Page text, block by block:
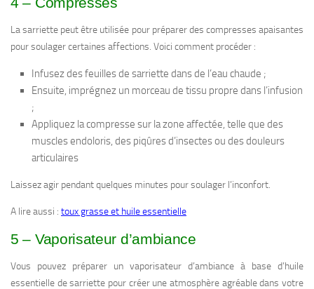
La sarriette peut être utilisée pour préparer des compresses apaisantes
pour soulager certaines affections. Voici comment procéder :
Infusez des feuilles de sarriette dans de l’eau chaude ;
Ensuite, imprégnez un morceau de tissu propre dans l’infusion
;
Appliquez la compresse sur la zone affectée, telle que des
muscles endoloris, des piqûres d’insectes ou des douleurs
articulaires
Laissez agir pendant quelques minutes pour soulager l’inconfort.
A lire aussi : toux grasse et huile essentielle
5 – Vaporisateur d’ambiance
Vous pouvez préparer un vaporisateur d’ambiance à base d’huile
essentielle de sarriette pour créer une atmosphère agréable dans votre